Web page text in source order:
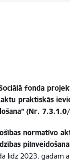
fonda
praktiskās
(Nr.
normatīvo
līdz 2023. gadam